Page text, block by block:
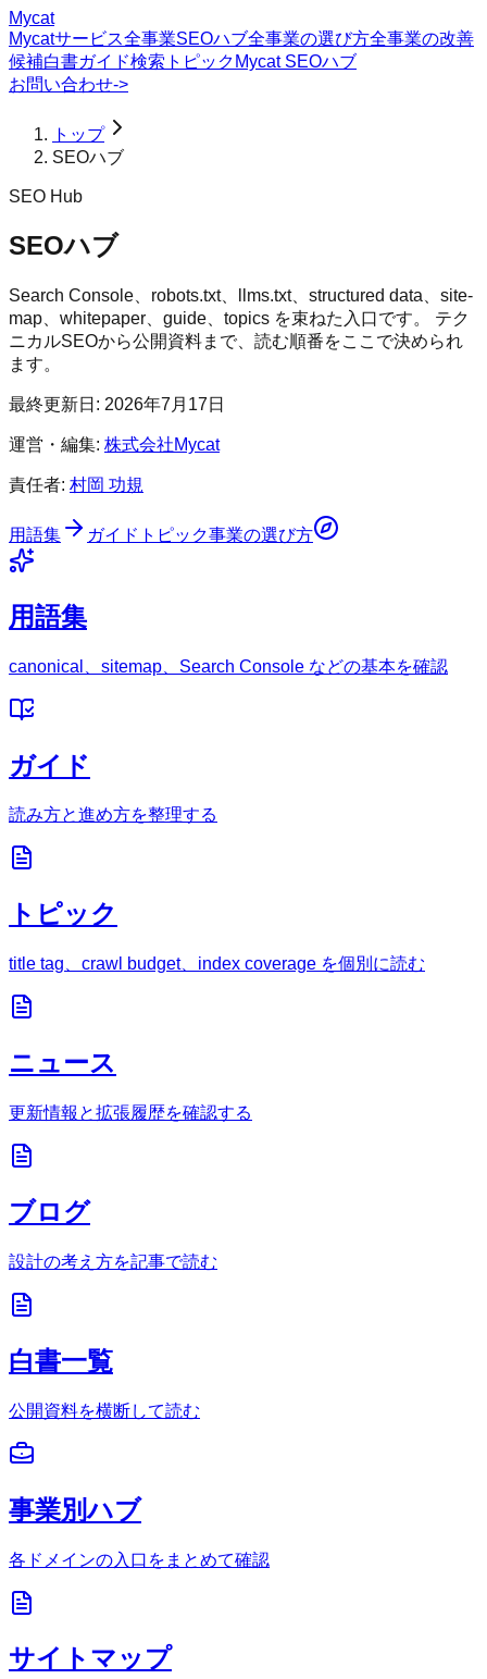
Mycat
Mycatサービス全事業SEOハブ全事業の選び方全事業の改善
候補白書ガイド検索トピック Mycat SEOハブ
お問い合わせ->
トップ
SEOハブ
SEO Hub
SEOハブ
Search Console、robots.txt、llms.txt、structured data、site-
map、whitepaper、guide、topics を束ねた入口です。 テク
ニカルSEOから公開資料まで、読む順番をここで決められ
ます。
最終更新日: 2026年7月17日
運営・編集: 株式会社Mycat
責任者: 村岡 功規
用語集 ガイド トピック事業の選び方
用語集
canonical、sitemap、Search Console などの基本を確認
ガイド
読み方と進め方を整理する
トピック
title tag、crawl budget、index coverage を個別に読む
ニュース
更新情報と拡張履歴を確認する
ブログ
設計の考え方を記事で読む
白書一覧
公開資料を横断して読む
事業別ハブ
各ドメインの入口をまとめて確認
サイトマップ